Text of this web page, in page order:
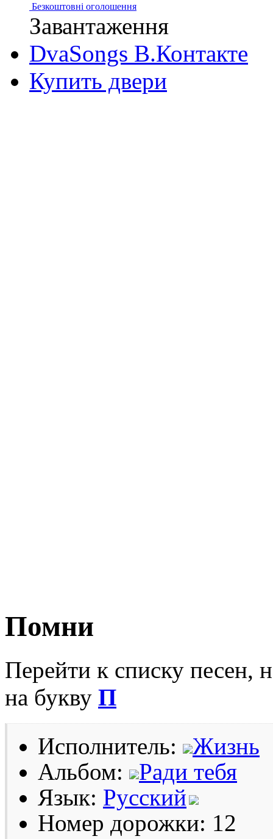
Безкоштовні оголошення
Завантаження
DvaSongs В.Контакте
Купить двери
Помни
Перейти к списку песен,
на букву П
Исполнитель:
Жизнь
Альбом:
Ради тебя
Язык: Русский
Номер дорожки: 12